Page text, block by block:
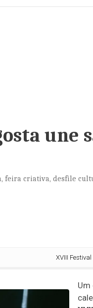
une
feira criativa, desfile
XVIII Festival da